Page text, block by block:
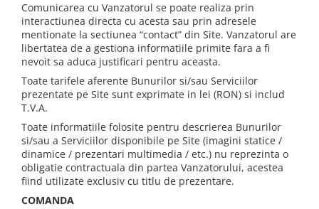
Comunicarea cu Vanzatorul se poate realiza prin
interactiunea directa cu acesta sau prin adresele
mentionate la sectiunea “contact” din Site. Vanzatorul are
libertatea de a gestiona informatiile primite fara a fi
nevoit sa aduca justificari pentru aceasta.
Toate tarifele aferente Bunurilor si/sau Serviciilor
prezentate pe Site sunt exprimate in lei (RON) si includ
T.V.A.
Toate informatiile folosite pentru descrierea Bunurilor
si/sau a Serviciilor disponibile pe Site (imagini statice /
dinamice / prezentari multimedia / etc.) nu reprezinta o
obligatie contractuala din partea Vanzatorului, acestea
fiind utilizate exclusiv cu titlu de prezentare.
COMANDA